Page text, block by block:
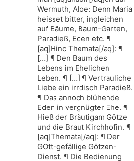
Wermuth, Aloe: Denn Maria
heisset bitter, ingleichen
auf Bäume, Baum-Garten,
Paradieß, Eden etc. ¶
[aq]Hinc Themata[/aq]: ¶
[…] ¶ Den Baum des
Lebens im Ehelichen
Leben. ¶ […] ¶ Vertrauliche
Liebe ein irrdisch Paradieß.
¶ Das annoch blühende
Eden in vergnügter Ehe. ¶
Hieß der Bräutigam Götze
und die Braut Kirchhofin. ¶
[aq]Themata[/aq]: ¶ Der
GOtt-gefällige Götzen-
Dienst. ¶ Die Bedienung